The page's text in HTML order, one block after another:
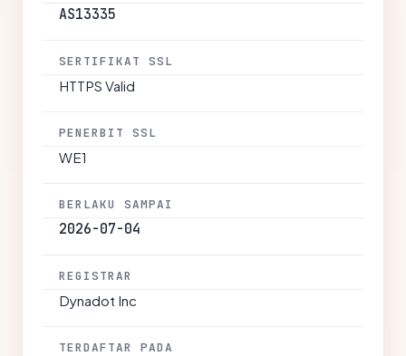
AS13335
SERTIFIKAT SSL
HTTPS Valid
PENERBIT SSL
WE1
BERLAKU SAMPAI
2026-07-04
REGISTRAR
Dynadot Inc
TERDAFTAR PADA